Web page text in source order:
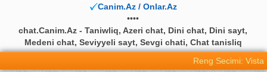
Canim.Az / Onlar.Az
••••
chat.Canim.Az - Taniwliq, Azeri chat, Dini chat, Dini sayt,
Medeni chat, Seviyyeli sayt, Sevgi chati, Chat tanisliq
Reng Secimi: Vista